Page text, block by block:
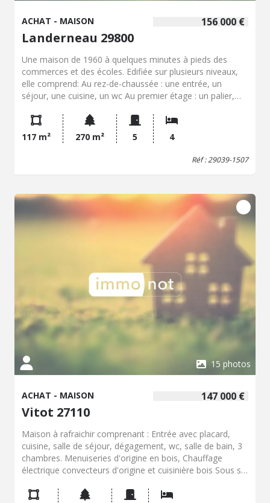
156 000 €
ACHAT - MAISON
Landerneau 29800
Une maison de 1960 à quelques minutes à pieds des
commerces et des écoles. Edifiée sur plusieurs niveaux,
elle comprend: Au rez-de-chaussée : une entrée, un
séjour, une cuisine, un wc Au premier étage : un palier,
étage : une chambre, un grenier aménageable. Garage,
atelier. La maison est équipée de fenêtres PVC DV.
117 m² 270 m² 5 4
Réf : 29039-1507
15 photos
147 000 €
ACHAT - MAISON
Vitot 27110
Maison à rafraichir comprenant : Entrée avec placard,
cuisine, salle de séjour, dégagement, wc, salle de bain, 3
chambres. Menuiseries d'origine en bois, Chauffage
électrique convecteurs d'origine et cuisinière bois Sous sol
avec un abri à usage de bucher.